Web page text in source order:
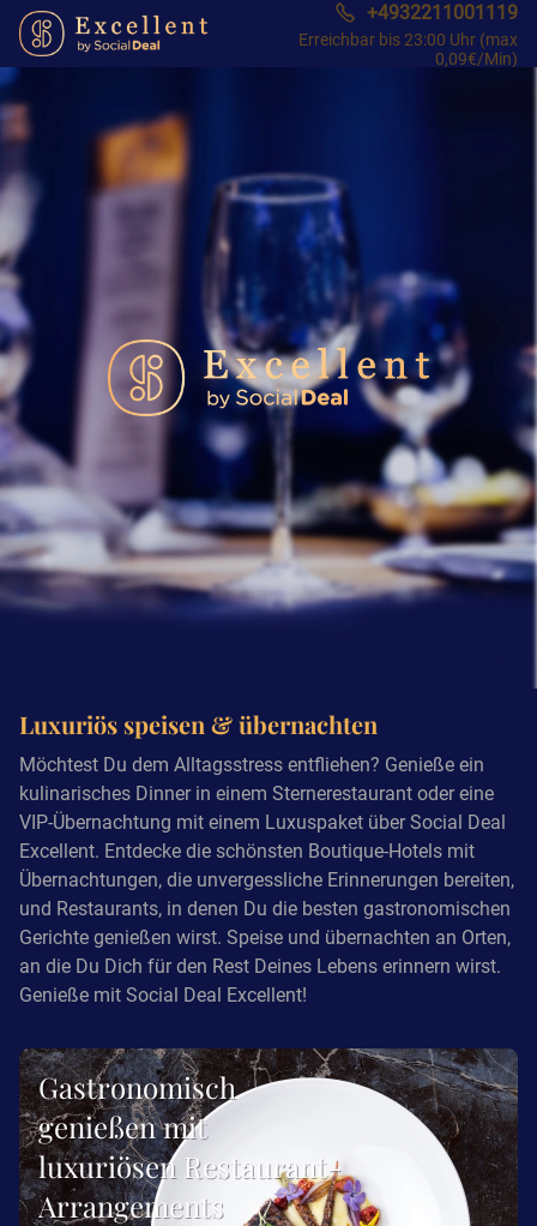
+4932211001119
Erreichbar bis 23:00 Uhr (max
0,09€/Min)
Luxuriös speisen & übernachten
Möchtest Du dem Alltagsstress entfliehen? Genieße ein
kulinarisches Dinner in einem Sternerestaurant oder eine
VIP-Übernachtung mit einem Luxuspaket über Social Deal
Excellent. Entdecke die schönsten Boutique-Hotels mit
Übernachtungen, die unvergessliche Erinnerungen bereiten,
und Restaurants, in denen Du die besten gastronomischen
Gerichte genießen wirst. Speise und übernachten an Orten,
an die Du Dich für den Rest Deines Lebens erinnern wirst.
Genieße mit Social Deal Excellent!
Gastronomisch
genießen mit
luxuriösen Restaurant-
Arrangements